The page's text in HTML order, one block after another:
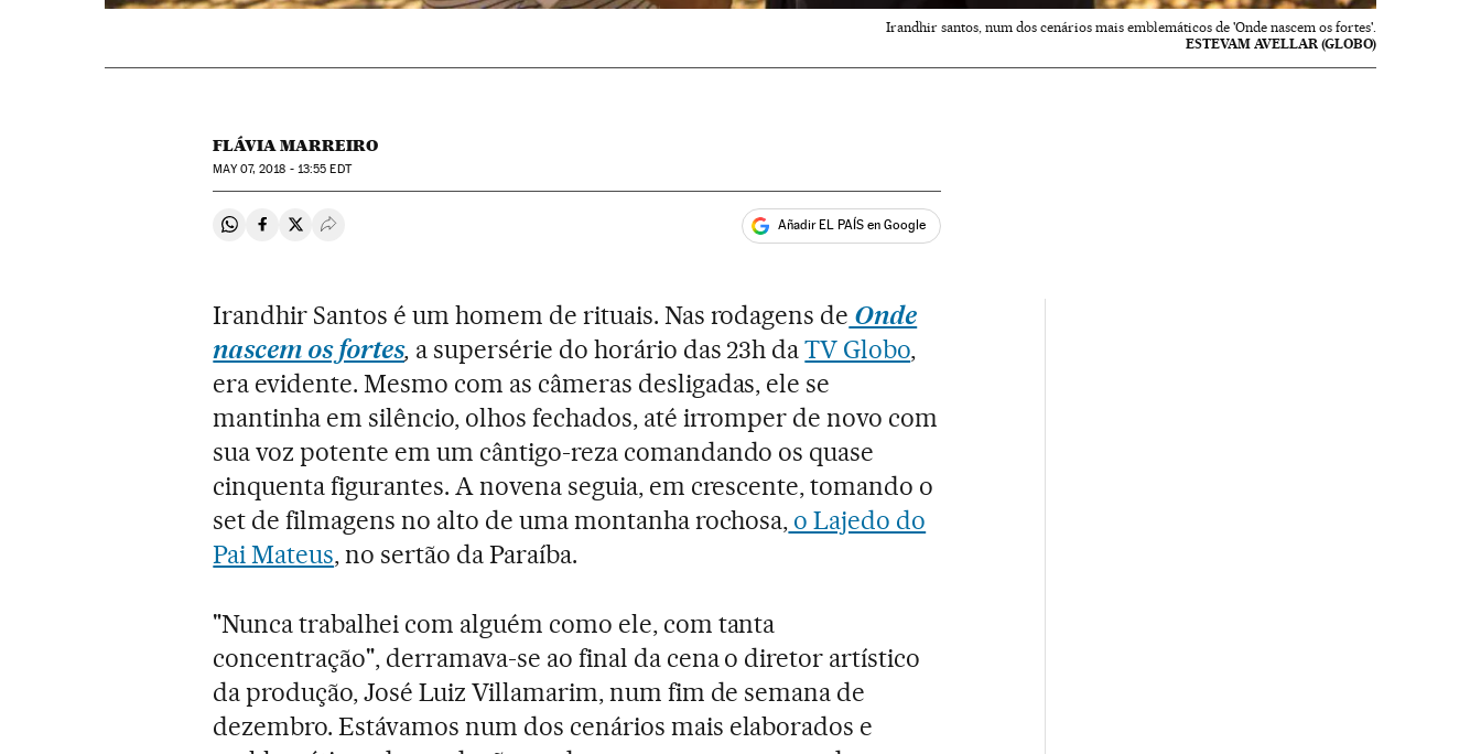
Irandhir santos, num dos cenários mais emblemáticos de 'Onde nascem os fortes'.
ESTEVAM AVELLAR (GLOBO)
FLÁVIA MARREIRO
MAY07, 2018 - 13:55 EDT
Compartir en Whatsapp
Compartir en Facebook
Compartir en Twitter
Desplegar Redes Sociales Añadir EL PAÍS en Google
Irandhir Santos é um homem de rituais. Nas rodagens de Onde
nascem os fortes, a supersérie do horário das 23h daTV Globo,
era evidente. Mesmo com as câmeras desligadas, ele se
mantinha em silêncio, olhos fechados, até irromper de novo com
sua voz potente em um cântigo-reza comandando os quase
cinquenta figurantes. A novena seguia, em crescente, tomando o
set de filmagens no alto de uma montanha rochosa, o Lajedo do
Pai Mateus, no sertão da Paraíba.
"Nunca trabalhei com alguém como ele, com tanta
concentração", derramava-se ao final da cena o diretor artístico
da produção, José Luiz Villamarim, num fim de semana de
dezembro. Estávamos num dos cenários mais elaborados e